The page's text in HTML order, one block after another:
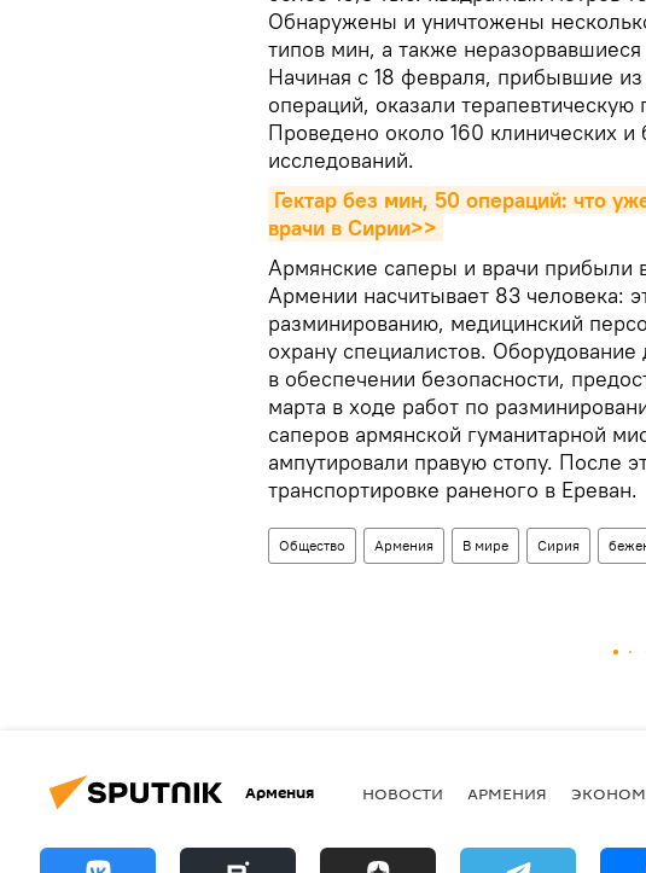
Обнаружены и уничтожены
типов мин, а также
Начиная с 18 февраля, прибывшие
операций, оказали
Проведено около 160 клинических
исследований.
Гектар без мин, 50 операций: что
врачи в Сирии>>
Армянские саперы и врачи прибыли
Армении насчитывает 83 человека:
разминированию, медицинский
охрану специалистов.
в обеспечении безопасности,
марта в ходе работ по
саперов армянской гуманитарной
ампутировали правую стопу. После
транспортировке раненого в Ереван.
Общество Армения В мире Сирия
Армения НОВОСТИ АРМЕНИЯ